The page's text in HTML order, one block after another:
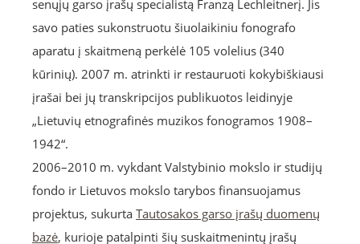
senųjų garso įrašų specialistą Franzą Lechleitnerį. Jis
savo paties sukonstruotu šiuolaikiniu fonografo
aparatu į skaitmeną perkėlė 105 volelius (340
kūrinių). 2007 m. atrinkti ir restauruoti kokybiškiausi
įrašai bei jų transkripcijos publikuotos leidinyje
„Lietuvių etnografinės muzikos fonogramos 1908–
1942“.
2006–2010 m. vykdant Valstybinio mokslo ir studijų
fondo ir Lietuvos mokslo tarybos finansuojamus
projektus, sukurta Tautosakos garso įrašų duomenų
bazė, kurioje patalpinti šių suskaitmenintų įrašų